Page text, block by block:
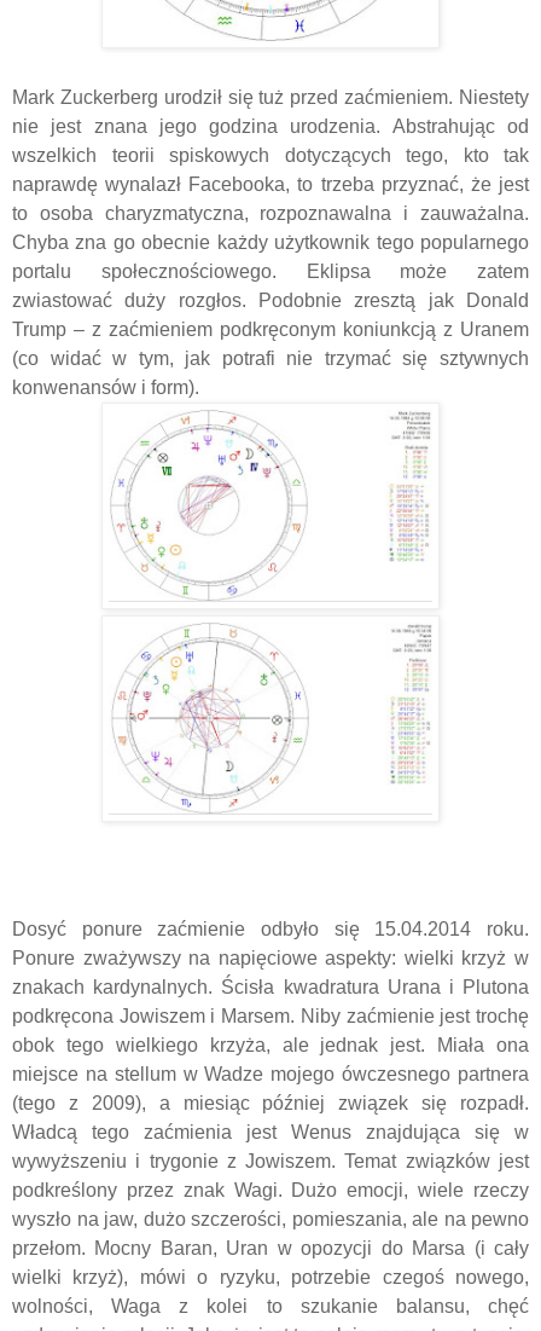
Mark Zuckerberg urodził się tuż przed zaćmieniem. Niestety
nie jest znana jego godzina urodzenia. Abstrahując od
wszelkich teorii spiskowych dotyczących tego, kto tak
naprawdę wynalazł Facebooka, to trzeba przyznać, że jest
to osoba charyzmatyczna, rozpoznawalna i zauważalna.
Chyba zna go obecnie każdy użytkownik tego popularnego
portalu społecznościowego. Eklipsa może zatem
zwiastować duży rozgłos. Podobnie zresztą jak Donald
Trump – z zaćmieniem podkręconym koniunkcją z Uranem
(co widać w tym, jak potrafi nie trzymać się sztywnych
konwenansów i form).
Dosyć ponure zaćmienie odbyło się 15.04.2014 roku.
Ponure zważywszy na napięciowe aspekty: wielki krzyż w
znakach kardynalnych. Ścisła kwadratura Urana i Plutona
podkręcona Jowiszem i Marsem. Niby zaćmienie jest trochę
obok tego wielkiego krzyża, ale jednak jest. Miała ona
miejsce na stellum w Wadze mojego ówczesnego partnera
(tego z 2009), a miesiąc później związek się rozpadł.
Władcą tego zaćmienia jest Wenus znajdująca się w
wywyższeniu i trygonie z Jowiszem. Temat związków jest
podkreślony przez znak Wagi. Dużo emocji, wiele rzeczy
wyszło na jaw, dużo szczerości, pomieszania, ale na pewno
przełom. Mocny Baran, Uran w opozycji do Marsa (i cały
wielki krzyż), mówi o ryzyku, potrzebie czegoś nowego,
wolności, Waga z kolei to szukanie balansu, chęć